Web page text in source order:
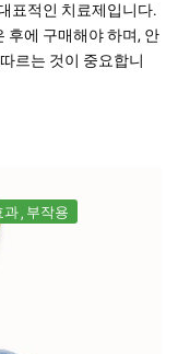
표적인 치료제입니다.
후에 구매해야 하며, 안
르는 것이 중요합니
과 부작용